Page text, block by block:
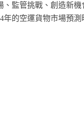
監管挑戰、創造新
的空運貨物市場預